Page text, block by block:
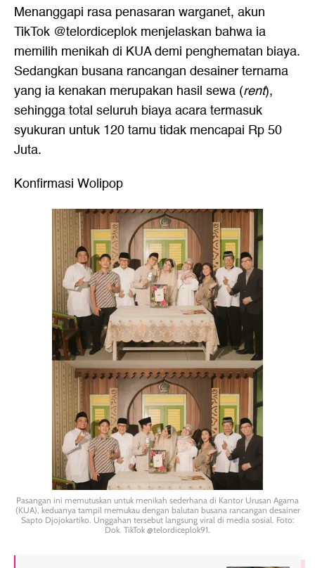
Menanggapi rasa penasaran warganet, akun
TikTok @telordiceplok menjelaskan bahwa ia
memilih menikah di KUA demi penghematan biaya.
Sedangkan busana rancangan desainer ternama
yang ia kenakan merupakan hasil sewa (rent),
sehingga total seluruh biaya acara termasuk
syukuran untuk 120 tamu tidak mencapai Rp 50
Juta.
Konfirmasi Wolipop
Pasangan ini memutuskan untuk menikah sederhana di Kantor Urusan Agama
(KUA), keduanya tampil memukau dengan balutan busana rancangan desainer
Sapto Djojokartiko. Unggahan tersebut langsung viral di media sosial. Foto:
Dok. TikTok @telordiceplok91.